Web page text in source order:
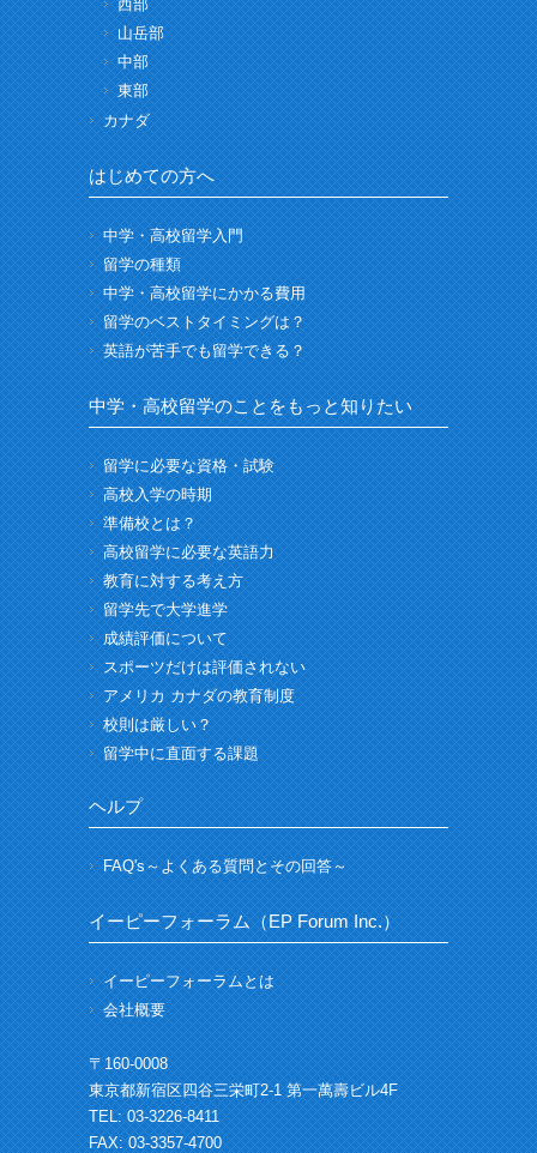
西部
山岳部
中部
東部
カナダ
はじめての方へ
中学・高校留学入門
留学の種類
中学・高校留学にかかる費用
留学のベストタイミングは？
英語が苦手でも留学できる？
中学・高校留学のことをもっと知りたい
留学に必要な資格・試験
高校入学の時期
準備校とは？
高校留学に必要な英語力
教育に対する考え方
留学先で大学進学
成績評価について
スポーツだけは評価されない
アメリカ カナダの教育制度
校則は厳しい？
留学中に直面する課題
ヘルプ
FAQ's～よくある質問とその回答～
イーピーフォーラム（EP Forum Inc.）
イーピーフォーラムとは
会社概要
〒160-0008
東京都新宿区四谷三栄町2-1 第一萬壽ビル4F
TEL: 03-3226-8411
FAX: 03-3357-4700